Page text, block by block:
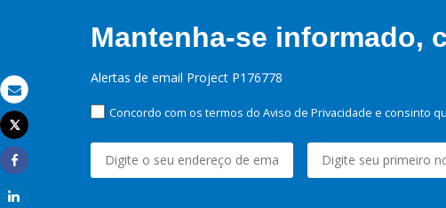
Email
Imprimir
Tweet
Share
Mantenha-se informado,
Alertas de email Project P176778
Concordo com os termos do Aviso de Privacidade e consinto